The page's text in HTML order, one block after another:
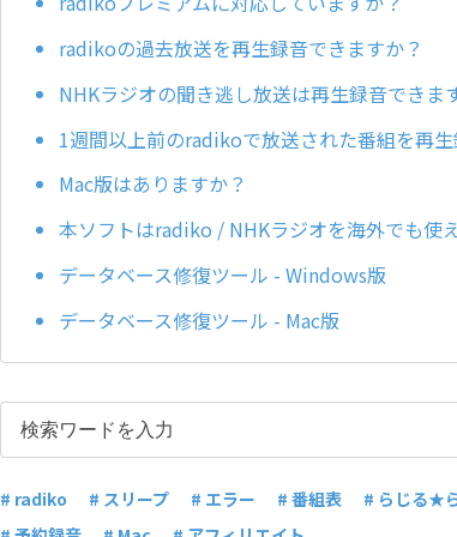
radikoの過去放送を再生録音できますか？
NHKラジオの聞き逃し放送は再生録音できま
1週間以上前のradikoで放送された番組を再
Mac版はありますか？
本ソフトはradiko / NHKラジオを海外でも使
データベース修復ツール - Windows版
データベース修復ツール - Mac版
# radiko # スリープ # エラー # 番組表 # らじる★